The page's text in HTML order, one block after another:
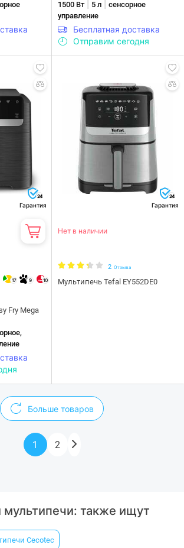
1500 Вт| 5 л
сенсорное
управление
Бесплатная доставка
Отправим сегодня
24
Гарантия
17 9 10
Fry Mega
24
Гарантия
Нет в наличии
2 Отзыва
Мультипечь Tefal EY552DE0
Больше товаров
1 2
мультипечи: также ищут
Cecotec